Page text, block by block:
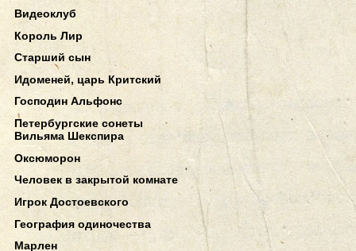
Видеоклуб
Король Лир
Старший сын
Идоменей, царь Критский
Господин Альфонс
Петербургские сонеты
Вильяма Шекспира
Оксюморон
Человек в закрытой комнате
Игрок Достоевского
География одиночества
Марлен